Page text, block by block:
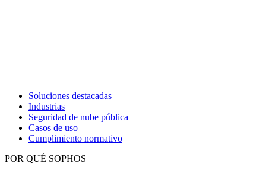
Soluciones destacadas
Industrias
Seguridad de nube pública
Casos de uso
Cumplimiento normativo
POR QUÉ SOPHOS